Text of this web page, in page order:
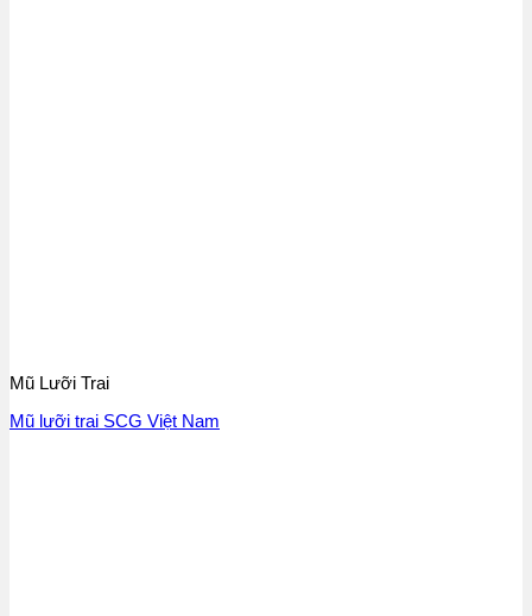
Mũ Lưỡi Trai
Mũ lưỡi trai SCG Việt Nam